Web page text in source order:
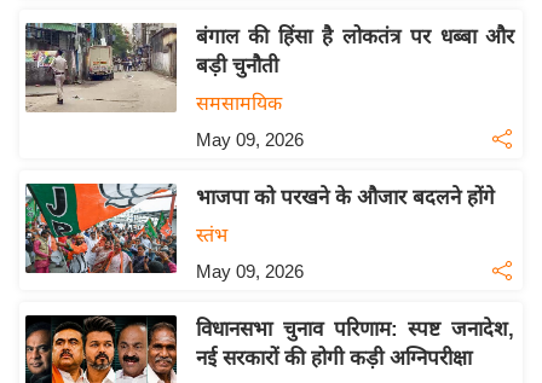
P
L
2
6
क्रा
इ
ई
-
बंगाल की हिंसा है लोकतंत्र पर धब्बा और
बड़ी चुनौती
समसामयिक
May 09, 2026
भाजपा को परखने के औजार बदलने होंगे
स्तंभ
May 09, 2026
विधानसभा चुनाव परिणाम: स्पष्ट जनादेश,
नई सरकारों की होगी कड़ी अग्निपरीक्षा